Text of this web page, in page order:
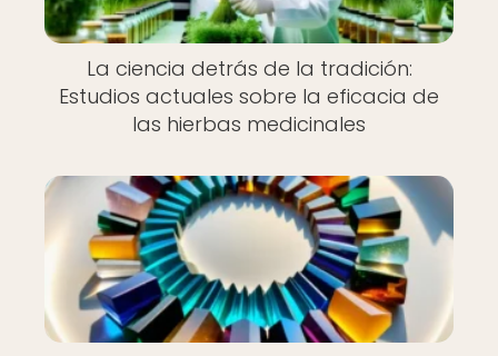
La ciencia detrás de la tradición:
Estudios actuales sobre la eficacia de
las hierbas medicinales